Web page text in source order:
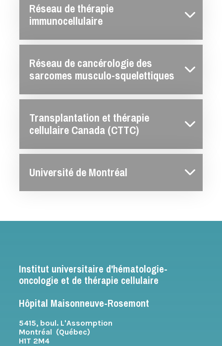
Réseau de thérapie
immunocellulaire
Réseau de cancérologie des
sarcomes musculo-squelettiques
Transplantation et thérapie
cellulaire Canada (CTTC)
Université de Montréal
Institut universitaire d'hématologie-
oncologie et de thérapie cellulaire
Hôpital Maisonneuve-Rosemont
5415, boul. L'Assomption
Montréal (Québec)
H1T 2M4